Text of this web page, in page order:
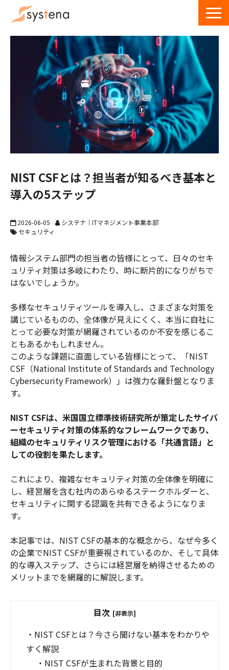
サービス一覧
導入事例
ウェビナー
お役立ち資料・記事
お問い合わせ
NIST CSFとは？担当者が知るべき基本と
導入の5ステップ
2026-06-05
システナ｜ITマネジメント事業本部
セキュリティ
情報システム部門の担当者の皆様にとって、日々のセキ
ュリティ対策は多岐にわたり、時に断片的になりがちで
はないでしょうか。
多様なセキュリティツールを導入し、さまざまな対策を
講じているものの、全体像が見えにくく、本当に自社に
とって必要な対策が網羅されているのか不安を感じるこ
ともあるかもしれません。
このような課題に直面している皆様にとって、「NIST
CSF（National Institute of Standards and Technology
Cybersecurity Framework）」は強力な羅針盤となりま
す。
NIST CSFは、米国国立標準技術研究所が策定したサイバ
ーセキュリティ対策の体系的なフレームワークであり、
組織のセキュリティリスク管理における「共通言語」と
しての役割を果たします。
これにより、複雑なセキュリティ対策の全体像を明確に
し、経営層を含む社内のあらゆるステークホルダーと、
セキュリティに関する認識を共有できるようになりま
す。
本記事では、NIST CSFの基本的な概念から、なぜ今多く
の企業でNIST CSFが重要視されているのか、そして具体
的な導入ステップ、さらには経営層を納得させるための
メリットまでを網羅的に解説します。
目次 [非表示]
・ NIST CSFとは？今さら聞けない基本をわかりや
すく解説
・ NIST CSFが生まれた背景と目的